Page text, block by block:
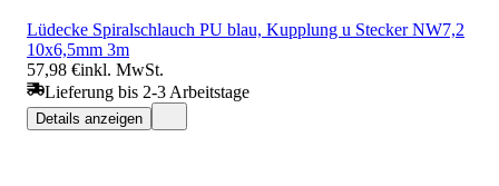
Lüdecke Spiralschlauch PU blau, Kupplung u Stecker NW7,2
10x6,5mm 3m
57,98 €inkl. MwSt.
Lieferung bis 2-3 Arbeitstage
Details anzeigen